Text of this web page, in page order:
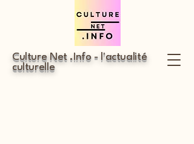
Culture Net .Info - l'actualité
culturelle